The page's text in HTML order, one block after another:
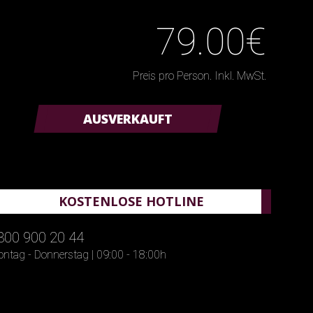
79.00€
Preis pro Person. Inkl. MwSt.
AUSVERKAUFT
KOSTENLOSE HOTLINE
900 20 44
- Donnerstag | 09:00 - 18:00h